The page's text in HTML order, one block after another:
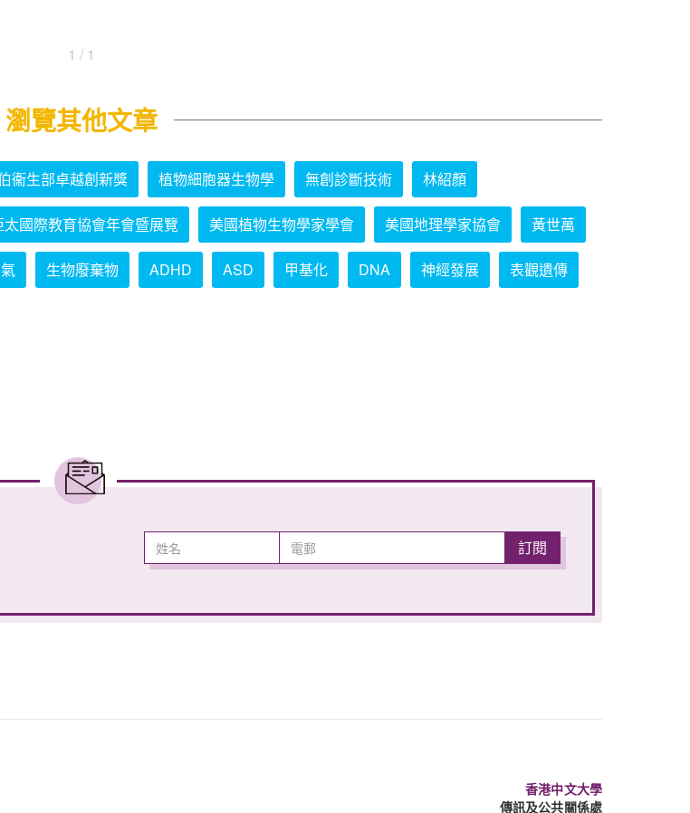
1 / 1
瀏覽其他文章
衞生部卓越創新獎 植物細胞器生物學 無創診斷技術 林紹顏
國際教育協會年會暨展覽 美國植物生物學家學會 美國地理學家協會 黃世萬
生物廢棄物 ADHD ASD 甲基化 DNA 神經發展 表觀遺傳
香港中文大學
傳訊及公共關係處